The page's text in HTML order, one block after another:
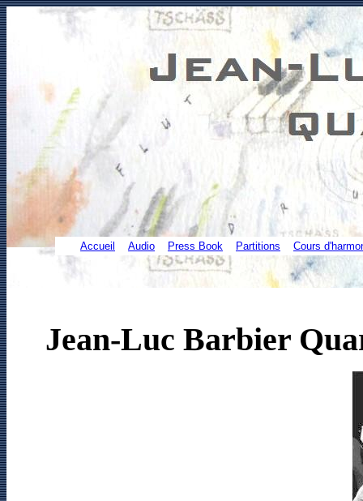
Accueil Audio Press Book Partitions Cours
Jean-Luc Barbier